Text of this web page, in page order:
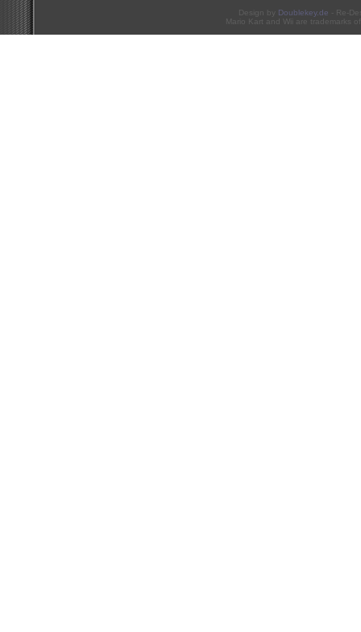
Design by Doublekey.de - Re-
Mario Kart and Wii are trademarks